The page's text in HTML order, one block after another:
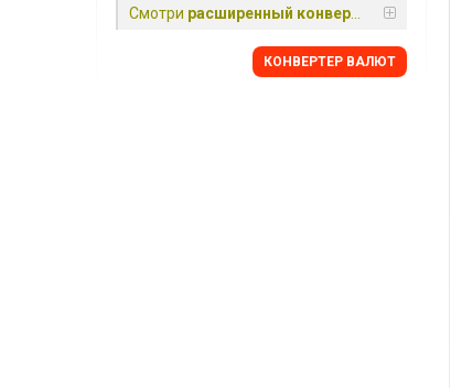
Смотри расширенный конвертер
КОНВЕРТЕР ВАЛЮТ